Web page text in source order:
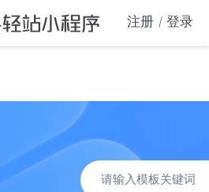
注册 登录